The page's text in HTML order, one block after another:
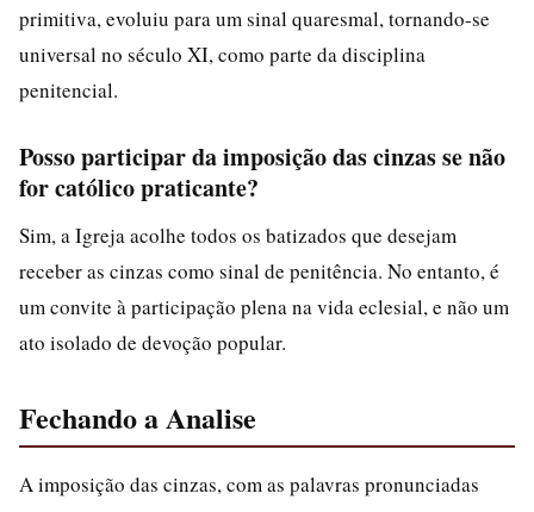
primitiva, evoluiu para um sinal quaresmal, tornando-se
universal no século XI, como parte da disciplina
penitencial.
Posso participar da imposição das cinzas se não
for católico praticante?
Sim, a Igreja acolhe todos os batizados que desejam
receber as cinzas como sinal de penitência. No entanto, é
um convite à participação plena na vida eclesial, e não um
ato isolado de devoção popular.
Fechando a Analise
A imposição das cinzas, com as palavras pronunciadas